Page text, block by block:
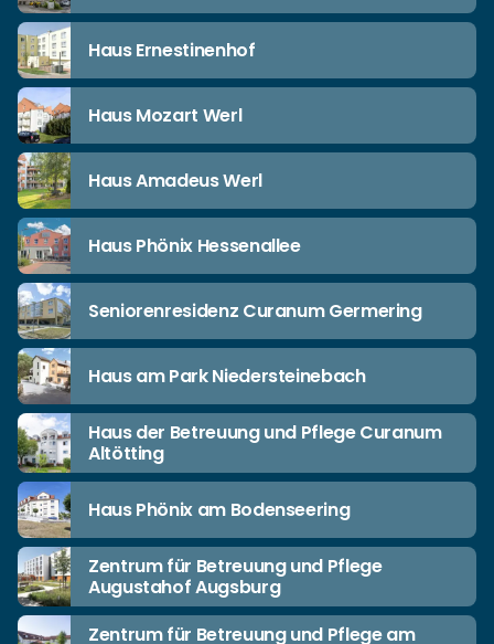
Haus Ernestinenhof
Haus Mozart Werl
Haus Amadeus Werl
Haus Phönix Hessenallee
Seniorenresidenz Curanum Germering
Haus am Park Niedersteinebach
Haus der Betreuung und Pflege Curanum
Altötting
Haus Phönix am Bodenseering
Zentrum für Betreuung und Pflege
Augustahof Augsburg
Zentrum für Betreuung und Pflege am